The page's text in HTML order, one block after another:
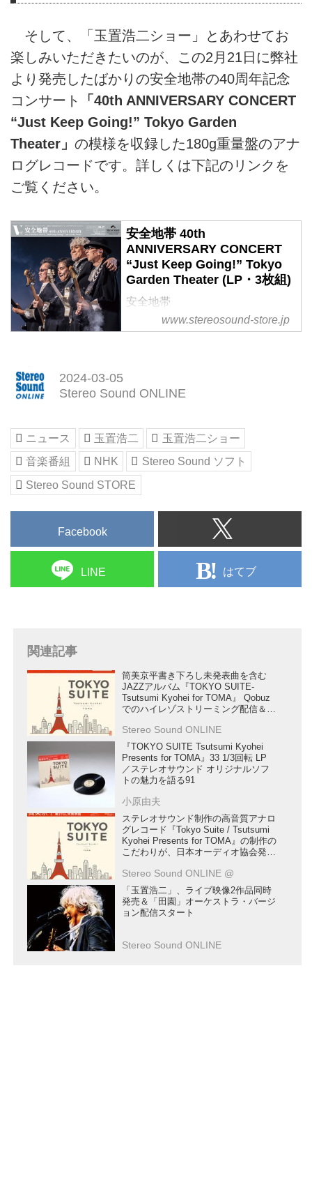
「Cherry」
そして、「玉置浩二ショー」とあわせてお
楽しみいただきたいのが、この2月21日に弊社
より発売したばかりの安全地帯の40周年記念
コンサート
「40th ANNIVERSARY CONCERT
“Just Keep Going!” Tokyo Garden
Theater」 の模様を収録した180g重量盤のアナ
ログレコードです。詳しくは下記のリンクを
ご覧ください。
安全地帯 40th
ANNIVERSARY CONCERT
“Just Keep Going!” Tokyo
Garden Theater (LP・3枚組)
安全地帯
■発売日：2024年2月21日
■品番：SSAR-098/100
■三つ折ジャケット仕様、カラー
■限定生産
■制作・発売：株式会社ステレオ
サウンド
安全地帯40周年記念コンサート
感動の千秋楽公演を永遠に刻む
特別なアナログレコード誕生！
2022年11月、湾岸エリア”有明”で
繰り広げられた安全地帯の40周年
www.stereosound-store.jp
2024-03-05
Stereo Sound ONLINE
ニュース 玉置浩二
玉置浩二ショー
音楽番組
NHK
Stereo Sound ソフト
Stereo Sound STORE
Facebook
LINE はてブ
関連記事
筒美京平書き下ろし未発表曲を含む
JAZZアルバム『TOKYO SUITE-
Tsutsumi Kyohei for TOMA』 Qobuz
でのハイレゾストリーミング配信＆
Stereo Sound ONLINE
『TOKYO SUITE Tsutsumi Kyohei
Presents for TOMA』33 1/3回転 LP
／ステレオサウンド オリジナルソフ
トの魅力を語る91
小原由夫
ステレオサウンド制作の高音質アナロ
グレコード『Tokyo Suite / Tsutsumi
Kyohei Presents for TOMA』の制作の
こだわりが、日本オーディオ協会発行
れました
Stereo Sound ONLINE @
「玉置浩二」、ライブ映像2作品同時
発売＆「田園」オーケストラ・バージ
ョン配信スタート
Stereo Sound ONLINE